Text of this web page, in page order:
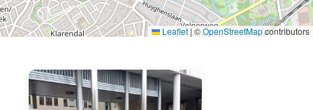
Leaflet|©OpenStreetMapcontributors